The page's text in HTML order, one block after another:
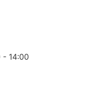
- 14:00